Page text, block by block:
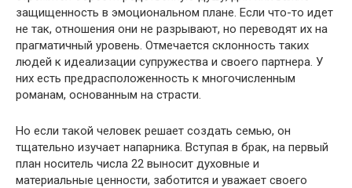
защищенность в эмоциональном плане. Если что-то идет
не так, отношения они не разрывают, но переводят их на
прагматичный уровень. Отмечается склонность таких
людей к идеализации супружества и своего партнера. У
них есть предрасположенность к многочисленным
романам, основанным на страсти.
Но если такой человек решает создать семью, он
тщательно изучает напарника. Вступая в брак, на первый
план носитель числа 22 выносит духовные и
материальные ценности, заботится и уважает своего